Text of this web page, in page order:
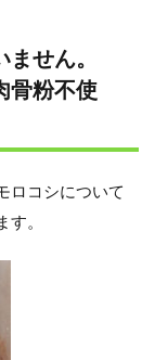
せん。
骨粉不使
ロコシについて
。